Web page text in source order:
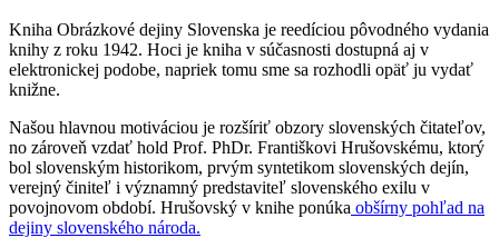
Kniha Obrázkové dejiny Slovenska je reedíciou pôvodného vydania
knihy z roku 1942. Hoci je kniha v súčasnosti dostupná aj v
elektronickej podobe, napriek tomu sme sa rozhodli opäť ju vydať
knižne.
Našou hlavnou motiváciou je rozšíriť obzory slovenských čitateľov,
no zároveň vzdať hold Prof. PhDr. Františkovi Hrušovskému, ktorý
bol slovenským historikom, prvým syntetikom slovenských dejín,
verejný činiteľ i významný predstaviteľ slovenského exilu v
povojnovom období. Hrušovský v knihe ponúka obšírny pohľad na
dejiny slovenského národa.